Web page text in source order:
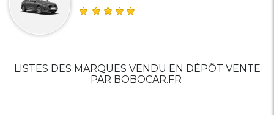
LISTES DES MARQUES VENDU EN DÉPÔT VENTE
PAR BOBOCAR.FR